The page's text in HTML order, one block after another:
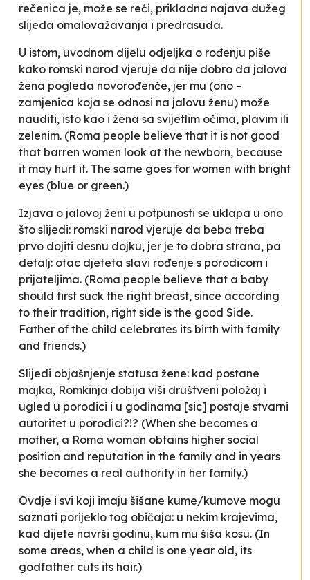
rečenica je, može se reći, prikladna najava dužeg
slijeda omalovažavanja i predrasuda.
U istom, uvodnom dijelu odjeljka o rođenju piše
kako romski narod vjeruje da nije dobro da jalova
žena pogleda novorođenče, jer mu (ono –
zamjenica koja se odnosi na jalovu ženu) može
nauditi, isto kao i žena sa svijetlim očima, plavim ili
zelenim. (Roma people believe that it is not good
that barren women look at the newborn, because
it may hurt it. The same goes for women with bright
eyes (blue or green.)
Izjava o jalovoj ženi u potpunosti se uklapa u ono
što slijedi: romski narod vjeruje da beba treba
prvo dojiti desnu dojku, jer je to dobra strana, pa
detalj: otac djeteta slavi rođenje s porodicom i
prijateljima. (Roma people believe that a baby
should first suck the right breast, since according
to their tradition, right side is the good Side.
Father of the child celebrates its birth with family
and friends.)
Slijedi objašnjenje statusa žene: kad postane
majka, Romkinja dobija viši društveni položaj i
ugled u porodici i u godinama [sic] postaje stvarni
autoritet u porodici?!? (When she becomes a
mother, a Roma woman obtains higher social
position and reputation in the family and in years
she becomes a real authority in her family.)
Ovdje i svi koji imaju šišane kume/kumove mogu
saznati porijeklo tog običaja: u nekim krajevima,
kad dijete navrši godinu, kum mu šiša kosu. (In
some areas, when a child is one year old, its
godfather cuts its hair.)